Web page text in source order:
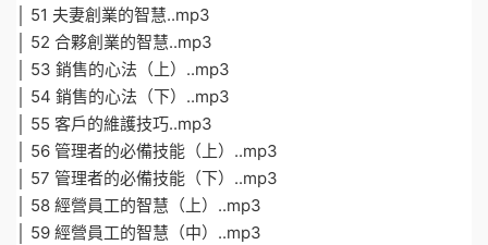
│ 51 夫妻創業的智慧..mp3
│ 52 合夥創業的智慧..mp3
│ 53 銷售的心法（上）..mp3
│ 54 銷售的心法（下）..mp3
│ 55 客戶的維護技巧..mp3
│ 56 管理者的必備技能（上）..mp3
│ 57 管理者的必備技能（下）..mp3
│ 58 經營員工的智慧（上）..mp3
│ 59 經營員工的智慧（中）..mp3